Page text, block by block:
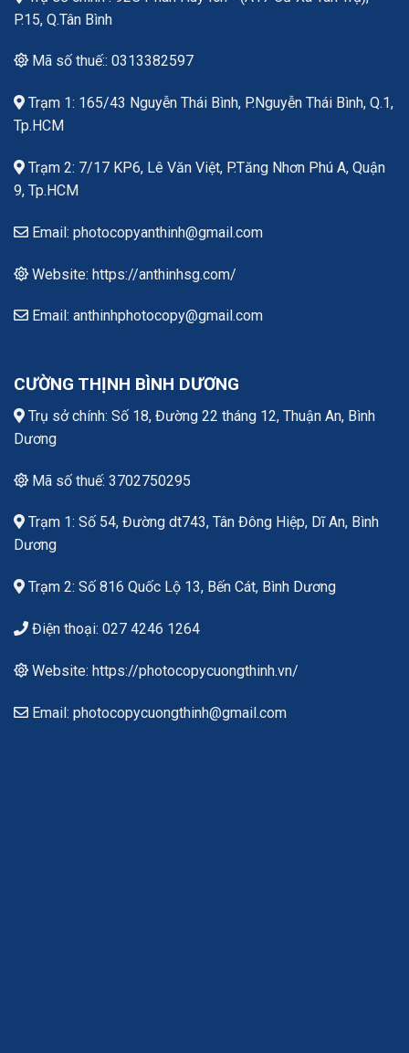
P.15, Q.Tân Bình
Mã số thuế:: 0313382597
Trạm 1: 165/43 Nguyễn Thái Bình, P.Nguyễn Thái Bình, Q.1,
Tp.HCM
Trạm 2: 7/17 KP6, Lê Văn Việt, P.Tăng Nhơn Phú A, Quận
9, Tp.HCM
Email: photocopyanthinh@gmail.com
Website: https://anthinhsg.com/
Email: anthinhphotocopy@gmail.com
CƯỜNG THỊNH BÌNH DƯƠNG
Trụ sở chính: Số 18, Đường 22 tháng 12, Thuận An, Bình
Dương
Mã số thuế: 3702750295
Trạm 1: Số 54, Đường dt743, Tân Đông Hiệp, Dĩ An, Bình
Dương
Trạm 2: Số 816 Quốc Lộ 13, Bến Cát, Bình Dương
Điện thoại: 027 4246 1264
Website: https://photocopycuongthinh.vn/
Email: photocopycuongthinh@gmail.com